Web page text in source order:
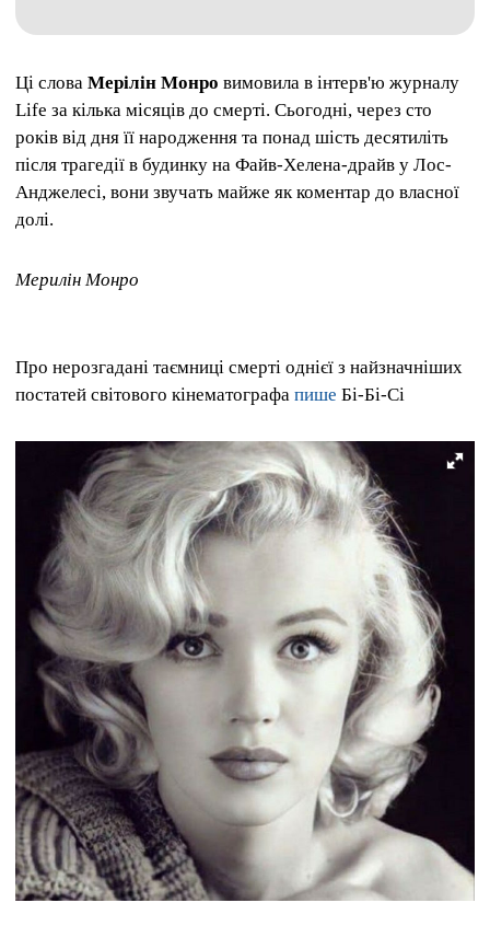
Ці слова Мерілін Монро вимовила в інтерв'ю журналу
Life за кілька місяців до смерті. Сьогодні, через сто
років від дня її народження та понад шість десятиліть
після трагедії в будинку на Файв-Хелена-драйв у Лос-
Анджелесі, вони звучать майже як коментар до власної
долі.
Мерилін Монро
Про нерозгадані таємниці смерті однієї з найзначніших
постатей світового кінематографа пише Бі-Бі-Сі